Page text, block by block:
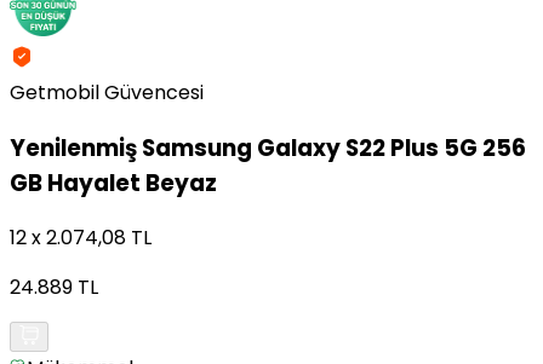
Getmobil Güvencesi
YenilenmişSamsung Galaxy S22 Plus 5G 256
GB Hayalet Beyaz
12 x 2.074,08 TL
24.889 TL